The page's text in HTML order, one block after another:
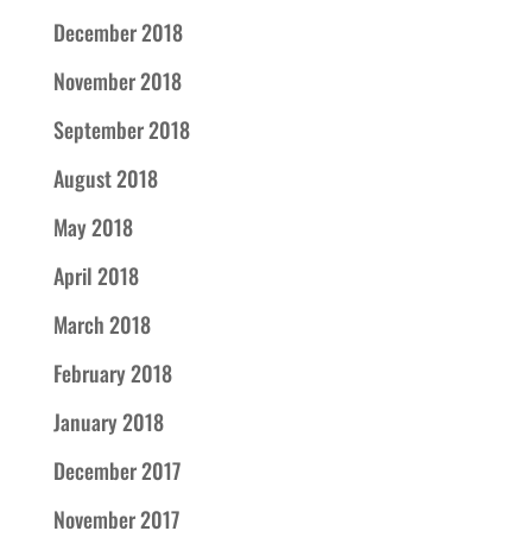
December 2018
November 2018
September 2018
August 2018
May 2018
April 2018
March 2018
February 2018
January 2018
December 2017
November 2017